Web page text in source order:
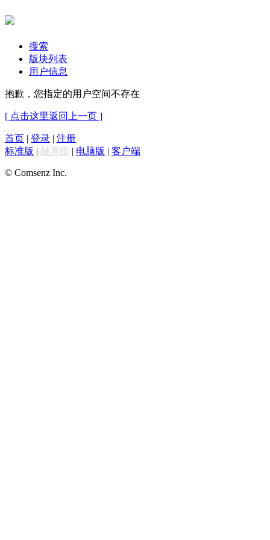
搜索
版块列表
用户信息
抱歉，您指定的用户空间不存在
[ 点击这里返回上一页 ]
首页 | 登录 | 注册
标准版 | 触屏版 | 电脑版 | 客户端
© Comsenz Inc.